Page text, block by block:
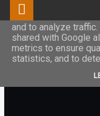
This site uses
and to analyze
shared with Google
metrics to ensure
statistics, and to